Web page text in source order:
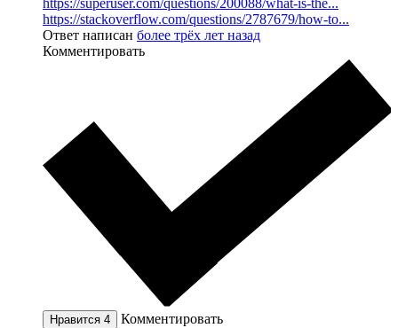
https://superuser.com/questions/200088/what-is-the...
https://stackoverflow.com/questions/2787679/how-to...
Ответ написан более трёх лет назад
Комментировать
Нравится 4 Комментировать